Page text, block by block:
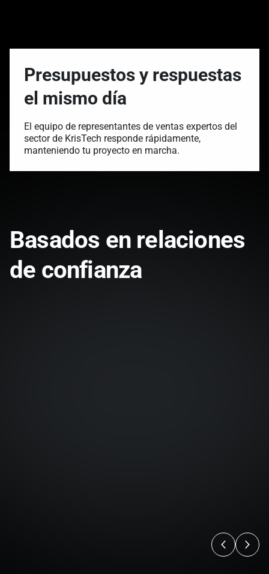
Presupuestos y respuestas
el mismo día
El equipo de representantes de ventas expertos del
sector de KrisTech responde rápidamente,
manteniendo tu proyecto en marcha.
Basados en relaciones
de confianza